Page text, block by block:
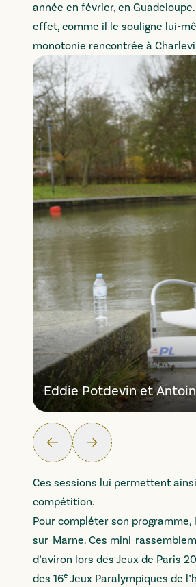
année en février, en
effet, comme il le souligne lui-
monotonie rencontrée à
Eddie Potdevin et
Précédent Suivant
Ces sessions lui permettent
compétition.
Pour compléter son
sur-Marne. Ces mini-
d’aviron lors des Jeux de Paris
des 16e Jeux Paralympiques de